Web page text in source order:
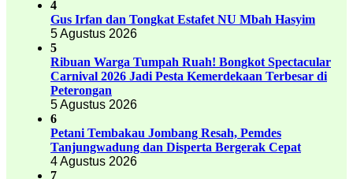
4
Gus Irfan dan Tongkat Estafet NU Mbah Hasyim
5 Agustus 2026
5
Ribuan Warga Tumpah Ruah! Bongkot Spectacular
Carnival 2026 Jadi Pesta Kemerdekaan Terbesar di
Peterongan
5 Agustus 2026
6
Petani Tembakau Jombang Resah, Pemdes
Tanjungwadung dan Disperta Bergerak Cepat
4 Agustus 2026
7